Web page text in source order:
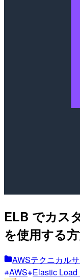
ELB でカス
を使用する
AWSテクニカル
AWS Elastic